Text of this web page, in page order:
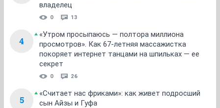
владелец
0 13
4
«Утром просыпаюсь — полтора миллиона
просмотров». Как 67-летняя массажистка
покоряет интернет танцами на шпильках — ее
секрет
0 26
5
«Считает нас фриками»: как живет подросший
сын Айзы и Гуфа